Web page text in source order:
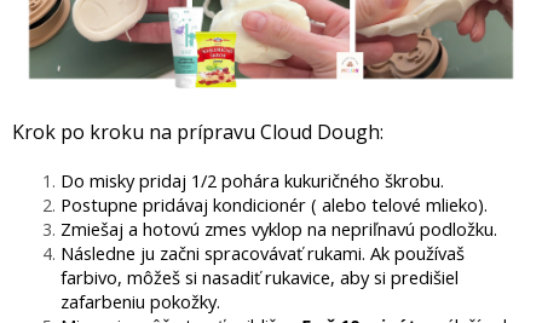
Krok po kroku na prípravu Cloud Dough:
Do misky pridaj 1/2 pohára kukuričného škrobu.
Postupne pridávaj kondicionér ( alebo telové mlieko).
Zmiešaj a hotovú zmes vyklop na nepriľnavú podložku.
Následne ju začni spracovávať rukami. Ak používaš
farbivo, môžeš si nasadiť rukavice, aby si predišiel
zafarbeniu pokožky.